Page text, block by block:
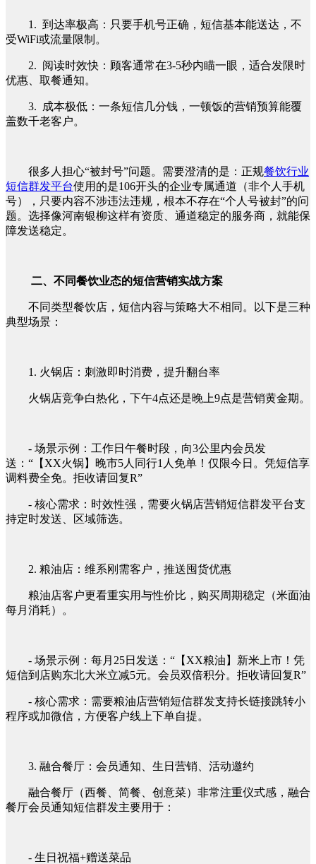
1. 到达率极高：只要手机号正确，短信基本能送达，不
受WiFi或流量限制。
2. 阅读时效快：顾客通常在3-5秒内瞄一眼，适合发限时
优惠、取餐通知。
3. 成本极低：一条短信几分钱，一顿饭的营销预算能覆
盖数千老客户。
很多人担心“被封号”问题。需要澄清的是：正规餐饮行业
短信群发平台使用的是106开头的企业专属通道（非个人手机
号），只要内容不涉违法违规，根本不存在“个人号被封”的问
题。选择像河南银柳这样有资质、通道稳定的服务商，就能保
障发送稳定。
二、不同餐饮业态的短信营销实战方案
不同类型餐饮店，短信内容与策略大不相同。以下是三种
典型场景：
1. 火锅店：刺激即时消费，提升翻台率
火锅店竞争白热化，下午4点还是晚上9点是营销黄金期。
- 场景示例：工作日午餐时段，向3公里内会员发
送：“【XX火锅】晚市5人同行1人免单！仅限今日。凭短信享
调料费全免。拒收请回复R”
- 核心需求：时效性强，需要火锅店营销短信群发平台支
持定时发送、区域筛选。
2. 粮油店：维系刚需客户，推送囤货优惠
粮油店客户更看重实用与性价比，购买周期稳定（米面油
每月消耗）。
- 场景示例：每月25日发送：“【XX粮油】新米上市！凭
短信到店购东北大米立减5元。会员双倍积分。 拒收请回复R”
- 核心需求：需要粮油店营销短信群发支持长链接跳转小
程序或加微信，方便客户线上下单自提。
3. 融合餐厅：会员通知、生日营销、活动邀约
融合餐厅（西餐、简餐、创意菜）非常注重仪式感，融合
餐厅会员通知短信群发主要用于：
- 生日祝福+赠送菜品